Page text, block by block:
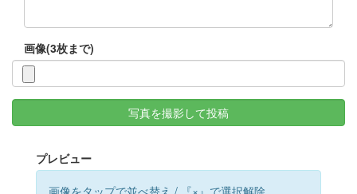
画像(3枚まで)
写真を撮影して投稿
プレビュー